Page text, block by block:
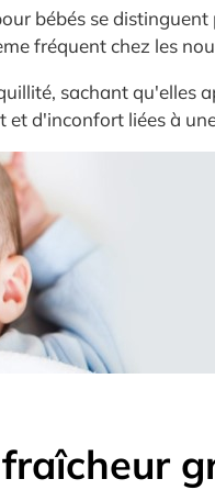
bébés se
fréquent chez les
sachant
et d'inconfort liées à